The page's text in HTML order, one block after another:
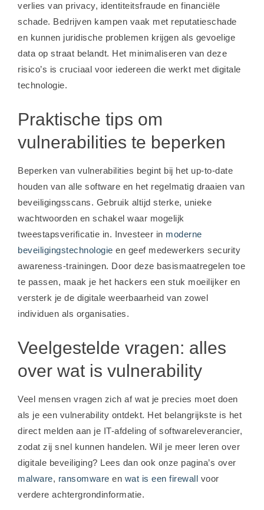
verlies van privacy, identiteitsfraude en financiële
schade. Bedrijven kampen vaak met reputatieschade
en kunnen juridische problemen krijgen als gevoelige
data op straat belandt. Het minimaliseren van deze
risico’s is cruciaal voor iedereen die werkt met digitale
technologie.
Praktische tips om
vulnerabilities te beperken
Beperken van vulnerabilities begint bij het up-to-date
houden van alle software en het regelmatig draaien van
beveiligingsscans. Gebruik altijd sterke, unieke
wachtwoorden en schakel waar mogelijk
tweestapsverificatie in. Investeer in moderne
beveiligingstechnologie en geef medewerkers security
awareness-trainingen. Door deze basismaatregelen toe
te passen, maak je het hackers een stuk moeilijker en
versterk je de digitale weerbaarheid van zowel
individuen als organisaties.
Veelgestelde vragen: alles
over wat is vulnerability
Veel mensen vragen zich af wat je precies moet doen
als je een vulnerability ontdekt. Het belangrijkste is het
direct melden aan je IT-afdeling of softwareleverancier,
zodat zij snel kunnen handelen. Wil je meer leren over
digitale beveiliging? Lees dan ook onze pagina’s over
malware, ransomware en wat is een firewall voor
verdere achtergrondinformatie.